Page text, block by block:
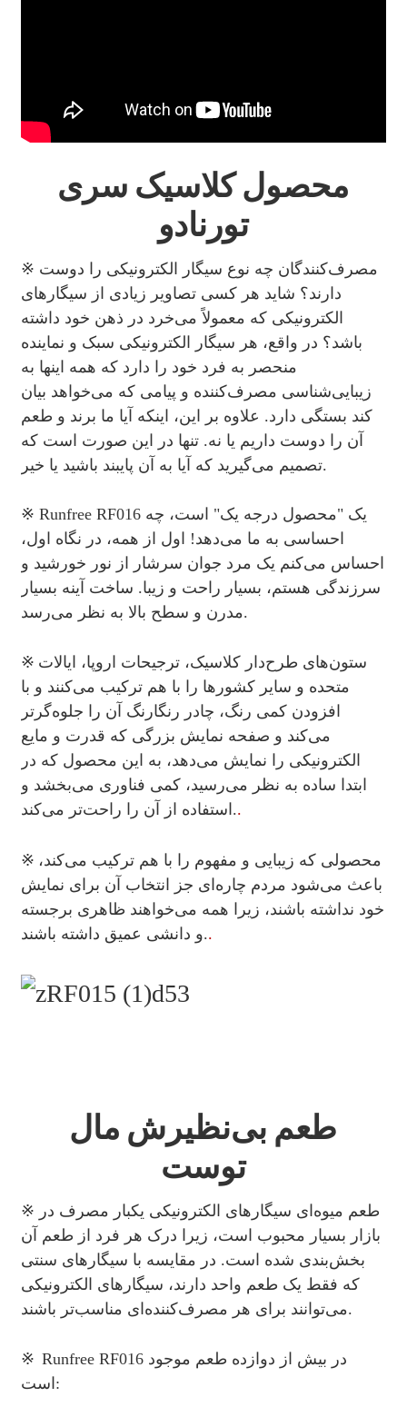
محصول کلاسیک سری
تورنادو
※ مصرف‌کنندگان چه نوع سیگار الکترونیکی را دوست
دارند؟ شاید هر کسی تصاویر زیادی از سیگارهای
الکترونیکی که معمولاً می‌خرد در ذهن خود داشته
باشد؟ در واقع، هر سیگار الکترونیکی سبک و نماینده
منحصر به فرد خود را دارد که همه اینها به
زیبایی‌شناسی مصرف‌کننده و پیامی که می‌خواهد بیان
کند بستگی دارد. علاوه بر این، اینکه آیا ما برند و طعم
آن را دوست داریم یا نه. تنها در این صورت است که
تصمیم می‌گیرید که آیا به آن پایبند باشید یا خیر.
※ Runfree RF016 یک "محصول درجه یک" است، چه
احساسی به ما می‌دهد! اول از همه، در نگاه اول،
احساس می‌کنم یک مرد جوان سرشار از نور خورشید و
سرزندگی هستم، بسیار راحت و زیبا. ساخت آینه بسیار
مدرن و سطح بالا به نظر می‌رسد.
※ ستون‌های طرح‌دار کلاسیک، ترجیحات اروپا، ایالات
متحده و سایر کشورها را با هم ترکیب می‌کنند و با
افزودن کمی رنگ، چادر رنگارنگ آن را جلوه‌گرتر
می‌کند و صفحه نمایش بزرگی که قدرت و مایع
الکترونیکی را نمایش می‌دهد، به این محصول که در
ابتدا ساده به نظر می‌رسید، کمی فناوری می‌بخشد و
استفاده از آن را راحت‌تر می‌کند..
※ محصولی که زیبایی و مفهوم را با هم ترکیب می‌کند،
باعث می‌شود مردم چاره‌ای جز انتخاب آن برای نمایش
خود نداشته باشند، زیرا همه می‌خواهند ظاهری برجسته
و دانشی عمیق داشته باشند..
طعم بی‌نظیرش مال
توست
※ طعم میوه‌ای سیگارهای الکترونیکی یکبار مصرف در
بازار بسیار محبوب است، زیرا درک هر فرد از طعم آن
بخش‌بندی شده است. در مقایسه با سیگارهای سنتی
که فقط یک طعم واحد دارند، سیگارهای الکترونیکی
می‌توانند برای هر مصرف‌کننده‌ای مناسب‌تر باشند.
※ Runfree RF016 در بیش از دوازده طعم موجود
است: